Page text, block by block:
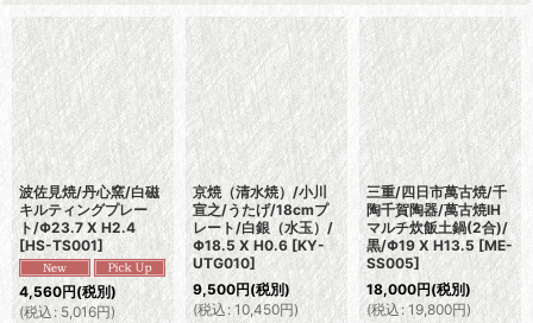
丸三安田瓦/TSUKIシ
リーズ/Flat plate
300//Φ30 [NG-
TSK005]
18,000円(税別)
(税込: 19,800円)
波佐見焼/丹心窯/フラ
ットプレート/Φ17.9 X
H2 [HS-TS002]
2,400円(税別)
(税込: 2,640 円 )
丸三安田瓦/TSUKIシ
リーズ/Plate 150//
Φ14.6 [NG-TSK001]
4,900円 (税別)
(税込: 5,390円)